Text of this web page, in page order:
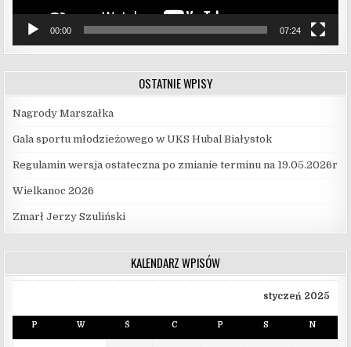
00:00 07:24
OSTATNIE WPISY
Nagrody Marszałka
Gala sportu młodzieżowego w UKS Hubal Białystok
Regulamin wersja ostateczna po zmianie terminu na 19.05.2026r
Wielkanoc 2026
Zmarł Jerzy Szuliński
KALENDARZ WPISÓW
styczeń 2025
P W Ś C P S N